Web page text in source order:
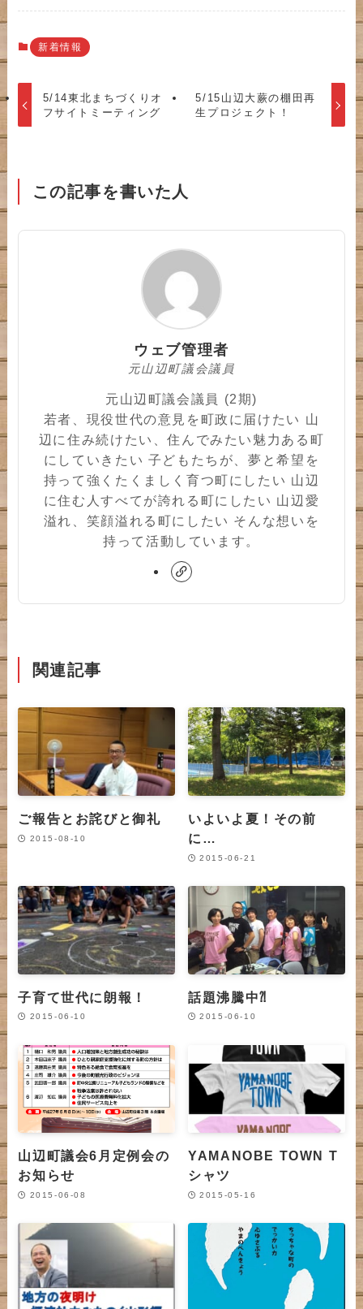
新着情報
5/14東北まちづくりオ
フサイトミーティング
5/15山辺大蕨の棚田再
生プロジェクト！
この記事を書いた人
ウェブ管理者
元山辺町議会議員
元山辺町議会議員 (2期)
若者、現役世代の意見を町政に届けたい 山
辺に住み続けたい、住んでみたい魅力ある町
にしていきたい 子どもたちが、夢と希望を
持って強くたくましく育つ町にしたい 山辺
に住む人すべてが誇れる町にしたい 山辺愛
溢れ、笑顔溢れる町にしたい そんな想いを
持って活動しています。
関連記事
ご報告とお詫びと御礼
2015-08-10
いよいよ夏！その前
に…
2015-06-21
子育て世代に朗報！
2015-06-10
話題沸騰中⁈
2015-06-10
山辺町議会6月定例会の
お知らせ
2015-06-08
YAMANOBE TOWN T
シャツ
2015-05-16